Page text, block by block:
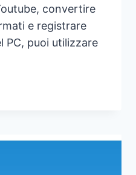
convertire
e registrare
PC, puoi utilizzare